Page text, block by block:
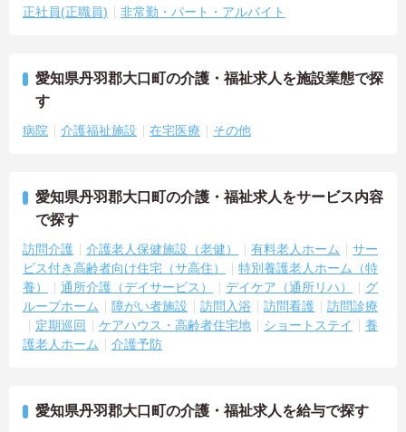
正社員(正職員) 非常勤・パート・アルバイト
愛知県丹羽郡大口町の介護・福祉求人を施設業態で探
す
病院 介護福祉施設 在宅医療 その他
愛知県丹羽郡大口町の介護・福祉求人をサービス内容
で探す
訪問介護 介護老人保健施設（老健） 有料老人ホーム
サー
ビス付き高齢者向け住宅（サ高住）
特別養護老人ホーム（特
養）
通所介護（デイサービス） デイケア（通所リハ）
グ
ループホーム
障がい者施設 訪問入浴 訪問看護
訪問診療
定期巡回
ケアハウス・高齢者住宅地 ショートステイ
養
護老人ホーム
介護予防
愛知県丹羽郡大口町の介護・福祉求人を給与で探す